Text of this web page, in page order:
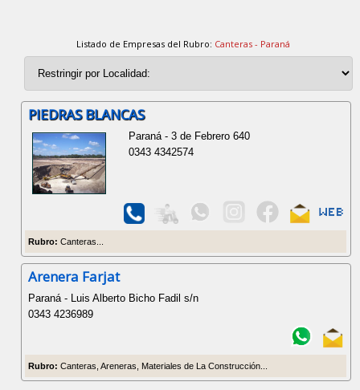
Listado de Empresas del Rubro: Canteras - Paraná
PIEDRAS BLANCAS
Paraná - 3 de Febrero 640
0343 4342574
Rubro: Canteras...
Arenera Farjat
Paraná - Luis Alberto Bicho Fadil s/n
0343 4236989
Rubro: Canteras, Areneras, Materiales de La Construcción...